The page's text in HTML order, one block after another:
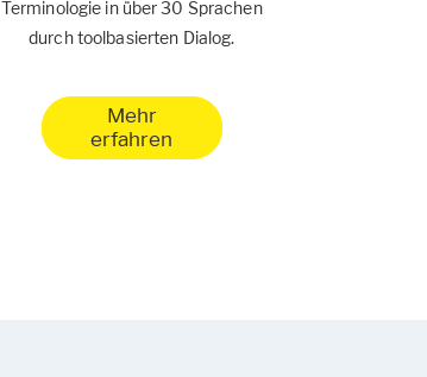
Terminologie in über 30 Sprachen
durch toolbasierten Dialog.
Mehr
erfahren